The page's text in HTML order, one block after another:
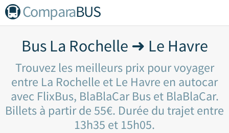
ComparaBUS
Bus La Rochelle ➜ Le Havre
Trouvez les meilleurs prix pour voyager
entre La Rochelle et Le Havre en autocar
avec FlixBus, BlaBlaCar Bus et BlaBlaCar.
Billets à partir de 55€. Durée du trajet entre
13h35 et 15h05.